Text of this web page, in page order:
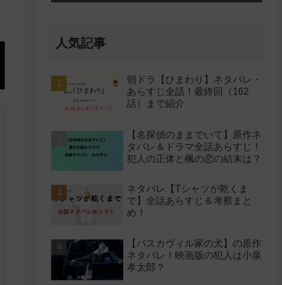
人気記事
朝ドラ【ひまわり】ネタバレ・
あらすじ全話！最終回（162
話）まで紹介
【名探偵のままでいて】原作ネ
タバレ＆ドラマ全話あらすじ！
犯人の正体と楓の恋の結末は？
ネタバレ【Tシャツが乾くま
で】全話あらすじ＆考察まと
め！
【バスカヴィル家の犬】の原作
ネタバレ！映画版の犯人は小泉
孝太郎？